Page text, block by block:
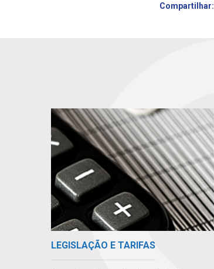
Compartilhar:
LEGISLAÇÃO E TARIFAS